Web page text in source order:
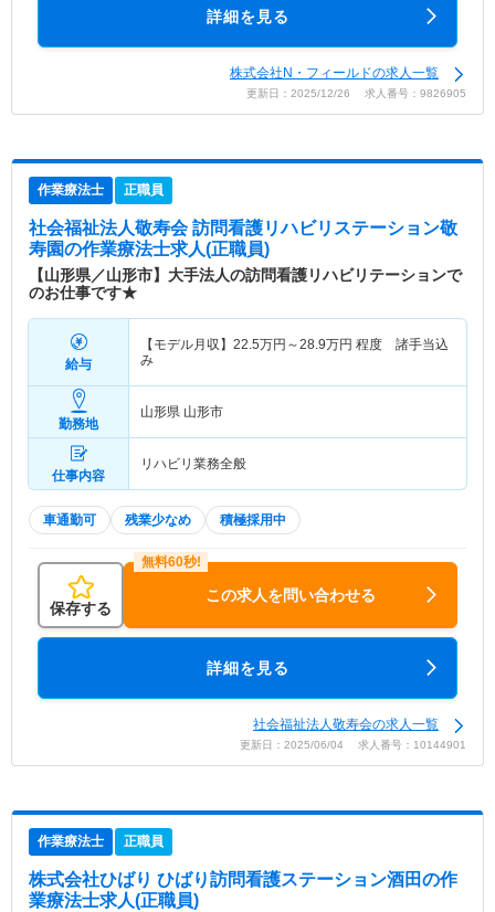
詳細を見る
株式会社N・フィールドの求人一覧
更新日：2025/12/26 求人番号：9826905
作業療法士 正職員
社会福祉法人敬寿会 訪問看護リハビリステーション敬
寿園の作業療法士求人(正職員)
【山形県／山形市】大手法人の訪問看護リハビリテーションで
のお仕事です★
給与
【モデル月収】 22.5万円～28.9万円 程度 諸手当込
み
勤務地
山形県 山形市
仕事内容
リハビリ業務全般
車通勤可 残業少なめ 積極採用中
保存する
この求人を問い合わせる
詳細を見る
社会福祉法人敬寿会の求人一覧
更新日：2025/06/04 求人番号：10144901
作業療法士 正職員
株式会社ひばり ひばり訪問看護ステーション酒田の作
業療法士求人(正職員)